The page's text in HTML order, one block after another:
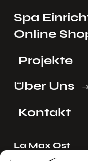
Spa
Online
Projekte
Über Uns
Kontakt
La Max Ost